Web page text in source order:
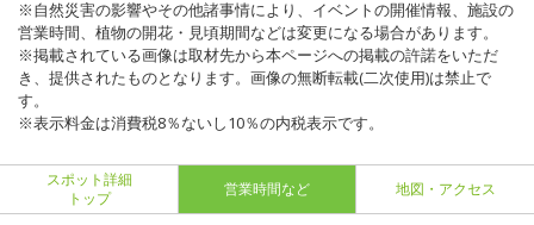
※自然災害の影響やその他諸事情により、イベントの開催情報、施設の
営業時間、植物の開花・見頃期間などは変更になる場合があります。
※掲載されている画像は取材先から本ページへの掲載の許諾をいただ
き、提供されたものとなります。画像の無断転載(二次使用)は禁止で
す。
※表示料金は消費税8％ないし10％の内税表示です。
スポット詳細
トップ
営業時間など 地図・アクセス